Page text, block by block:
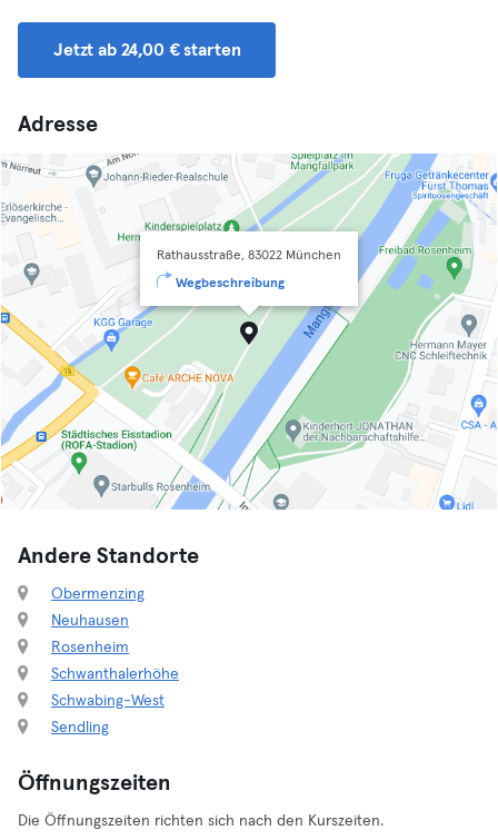
Jetzt ab 24,00 € starten
Adresse
Rathausstraße, 83022 München
Wegbeschreibung
Andere Standorte
Obermenzing
Neuhausen
Rosenheim
Schwanthalerhöhe
Schwabing-West
Sendling
Öffnungszeiten
Die Öffnungszeiten richten sich nach den Kurszeiten.